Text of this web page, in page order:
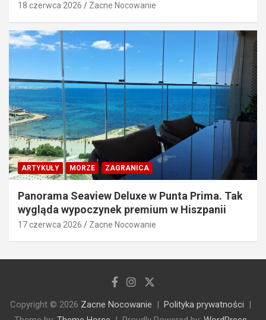
18 czerwca 2026 Zacne Nocowanie
ARTYKUŁY MORZE ZAGRANICA
Panorama Seaview Deluxe w Punta Prima. Tak
wygląda wypoczynek premium w Hiszpanii
17 czerwca 2026 Zacne Nocowanie
Copyright © 2026 Zacne Nocowanie
Polityka prywatności